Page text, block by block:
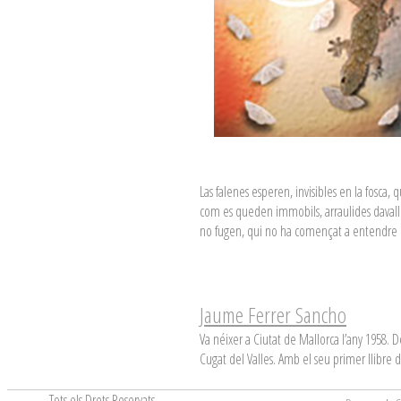
Las falenes esperen, invisibles en la
com es queden immobils, arraulides
no fugen, qui no ha començat a entendre
Jaume Ferrer Sancho
Va néixer a Ciutat de Mallorca l’any
Cugat del Valles. Amb el seu primer llibre